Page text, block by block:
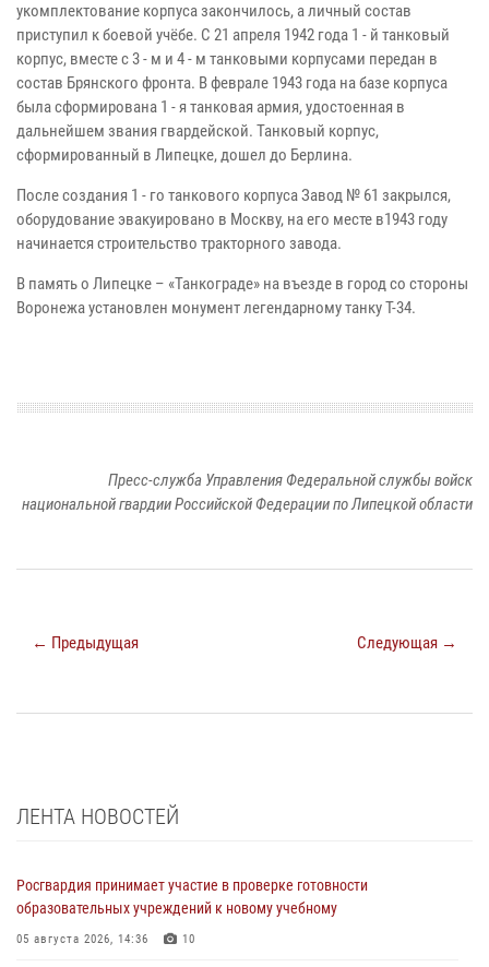
укомплектование корпуса закончилось, а личный состав
приступил к боевой учёбе. С 21 апреля 1942 года 1 - й танковый
корпус, вместе с 3 - м и 4 - м танковыми корпусами передан в
состав Брянского фронта. В феврале 1943 года на базе корпуса
была сформирована 1 - я танковая армия, удостоенная в
дальнейшем звания гвардейской. Танковый корпус,
сформированный в Липецке, дошел до Берлина.
После создания 1 - го танкового корпуса Завод № 61 закрылся,
оборудование эвакуировано в Москву, на его месте в1943 году
начинается строительство тракторного завода.
В память о Липецке – «Танкограде» на въезде в город со стороны
Воронежа установлен монумент легендарному танку Т-34.
Пресс-служба Управления Федеральной службы войск
национальной гвардии Российской Федерации по Липецкой области
← Предыдущая Следующая →
ЛЕНТА НОВОСТЕЙ
Росгвардия принимает участие в проверке готовности
образовательных учреждений к новому учебному
05 августа 2026, 14:36 10